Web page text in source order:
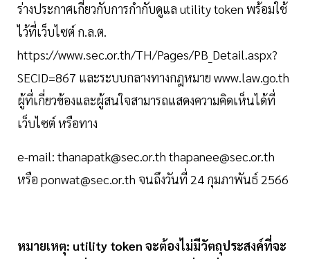
ร่างประกาศเกี่ยวกับการกำกับดูแล utility token พร้อมใช้
ไว้ที่เว็บไซต์ ก.ล.ต.
https://www.sec.or.th/TH/Pages/PB_Detail.aspx?
SECID=867 และระบบกลางทางกฎหมาย www.law.go.th
ผู้ที่เกี่ยวข้องและผู้สนใจสามารถแสดงความคิดเห็นได้ที่
เว็บไซต์ หรือทาง
e-mail: thanapatk@sec.or.th thapanee@sec.or.th
หรือ ponwat@sec.or.th จนถึงวันที่ 24 กุมภาพันธ์ 2566
หมายเหตุ: utility token จะต้องไม่มีวัตถุประสงค์ที่จะ